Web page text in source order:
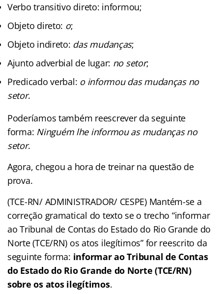
Verbo transitivo direto: informou;
Objeto direto: o;
Objeto indireto: das mudanças;
Ajunto adverbial de lugar: no setor;
Predicado verbal: o informou das mudanças no
setor.
Poderíamos também reescrever da seguinte
forma: Ninguém lhe informou as mudanças no
setor.
Agora, chegou a hora de treinar na questão de
prova.
(TCE-RN/ ADMINISTRADOR/ CESPE) Mantém-se a
correção gramatical do texto se o trecho “informar
ao Tribunal de Contas do Estado do Rio Grande do
Norte (TCE/RN) os atos ilegítimos” for reescrito da
seguinte forma: informar ao Tribunal de Contas
do Estado do Rio Grande do Norte (TCE/RN)
sobre os atos ilegítimos.